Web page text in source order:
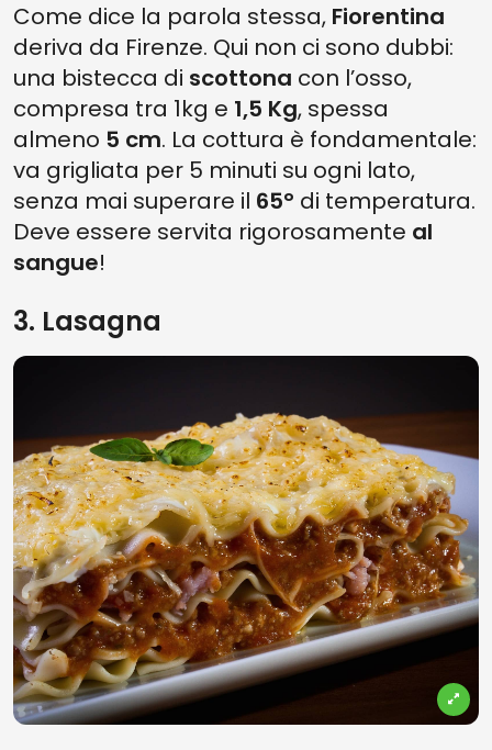
Come dice la parola stessa, Fiorentina
deriva da Firenze. Qui non ci sono dubbi:
una bistecca di scottona con l’osso,
compresa tra 1kg e 1,5 Kg, spessa
almeno 5 cm. La cottura è fondamentale:
va grigliata per 5 minuti su ogni lato,
senza mai superare il 65° di temperatura.
Deve essere servita rigorosamente al
sangue!
3. Lasagna